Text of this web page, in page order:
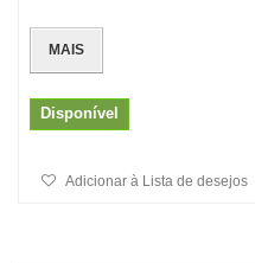
MAIS
Disponível
Adicionar à Lista de desejos